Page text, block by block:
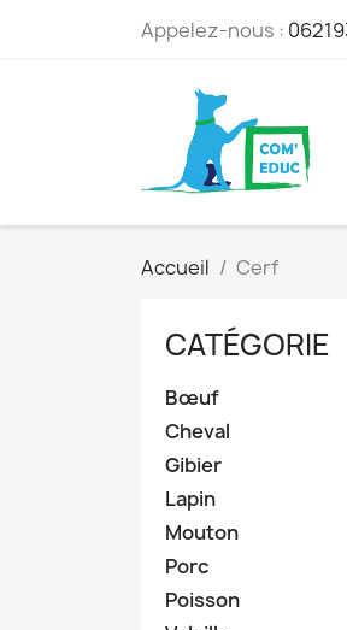
Appelez-nous :
Accueil Cerf
CATÉGORIE
Bœuf
Cheval
Gibier
Lapin
Mouton
Porc
Poisson